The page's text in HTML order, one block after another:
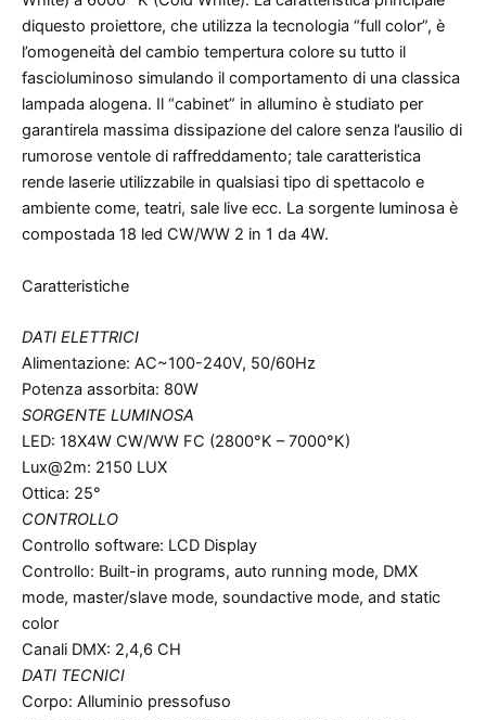
diquesto proiettore, che utilizza la tecnologia “full color”, è
l’omogeneità del cambio tempertura colore su tutto il
fascioluminoso simulando il comportamento di una classica
lampada alogena. Il “cabinet” in allumino è studiato per
garantirela massima dissipazione del calore senza l’ausilio di
rumorose ventole di raffreddamento; tale caratteristica
rende laserie utilizzabile in qualsiasi tipo di spettacolo e
ambiente come, teatri, sale live ecc. La sorgente luminosa è
compostada 18 led CW/WW 2 in 1 da 4W.
Caratteristiche
DATI ELETTRICI
Alimentazione: AC~100-240V, 50/60Hz
Potenza assorbita: 80W
SORGENTE LUMINOSA
LED: 18X4W CW/WW FC (2800°K – 7000°K)
Lux@2m: 2150 LUX
Ottica: 25°
CONTROLLO
Controllo software: LCD Display
Controllo: Built-in programs, auto running mode, DMX
mode, master/slave mode, soundactive mode, and static
color
Canali DMX: 2,4,6 CH
DATI TECNICI
Corpo: Alluminio pressofuso